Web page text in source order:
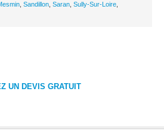
Sandillon Saran Sully-Sur-Loire
UN DEVIS GRATUIT